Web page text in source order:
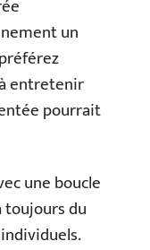
un
entretenir
pourrait
une boucle
du